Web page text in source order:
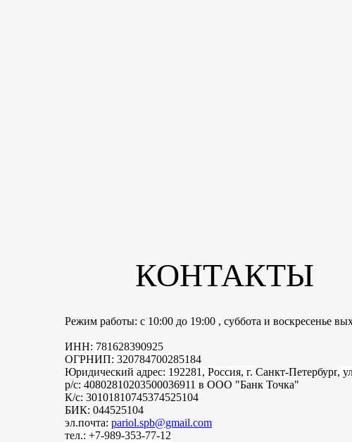
КОНТАКТЫ
Режим работы: с 10:00 до 19:00 , суббота и воскресенье
ИНН: 781628390925
ОГРНИП: 320784700285184
Юридический адрес: 192281, Россия, г. Санкт-Петербург,
р/с: 40802810203500036911 в ООО "Банк Точка"
К/с: 30101810745374525104
БИК: 044525104
эл.почта: pariol.spb@gmail.com
тел.: +7-989-353-77-12